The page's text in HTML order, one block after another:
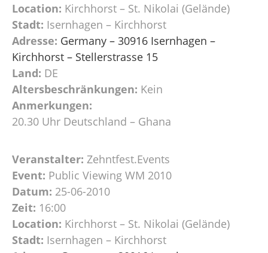
Location: Kirchhorst – St. Nikolai (Gelände)
Stadt: Isernhagen – Kirchhorst
Adresse: Germany – 30916 Isernhagen –
Kirchhorst – Stellerstrasse 15
Land: DE
Altersbeschränkungen: Kein
Anmerkungen:
20.30 Uhr Deutschland – Ghana
Veranstalter: Zehntfest.Events
Event: Public Viewing WM 2010
Datum: 25-06-2010
Zeit: 16:00
Location: Kirchhorst – St. Nikolai (Gelände)
Stadt: Isernhagen – Kirchhorst